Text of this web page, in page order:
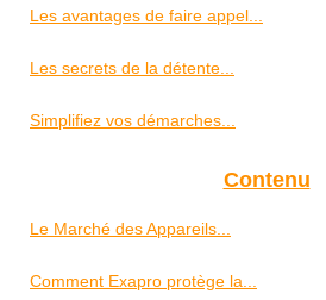
Les avantages de faire appel...
Les secrets de la détente...
Simplifiez vos démarches...
Contenu
Le Marché des Appareils...
Comment Exapro protège la...